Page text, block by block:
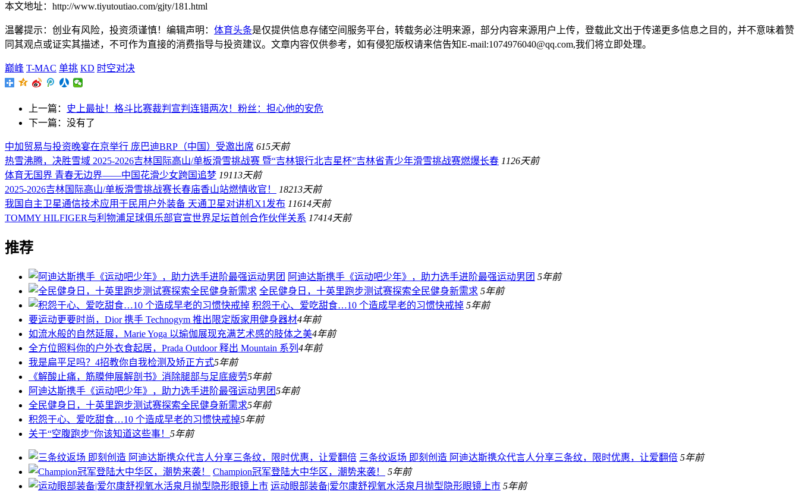
本文地址：http://www.tiyutoutiao.com/gjty/181.html
温馨提示：创业有风险，投资须谨慎！编辑声明： 体育头条是仅提供信息存储空间服务平台，转载务必注明来源，部分内容来源用户上传，登载此文出于传递更多信息之目的，并不意味着赞
同其观点或证实其描述，不可作为直接的消费指导与投资建议。文章内容仅供参考，如有侵犯版权请来信告知E-mail:1074976040@qq.com,我们将立即处理。
巅峰 T-MAC 单挑 KD 时空对决
上一篇：
史上最扯！格斗比赛裁判宣判连错两次！粉丝：担心他的安危
下一篇：没有了
中加贸易与投资晚宴在京举行 庞巴迪BRP（中国）受邀出席 615天前
热雪沸腾，决胜雪域 2025-2026吉林国际高山/单板滑雪挑战赛 暨“吉林银行北吉星杯”吉林省青少年滑雪挑战赛燃爆长春 1126天前
体育无国界 青春无边界——中国花滑少女跨国追梦 191 13天前
2025-2026吉林国际高山/单板滑雪挑战赛长春庙香山站燃情收官！
18213天前
我国自主卫星通信技术应用于民用户外装备 天通卫星对讲机X1发布 11614天前
TOMMY HILFIGER与利物浦足球俱乐部官宣世界足坛首创合作伙伴关系 17414天前
推荐
阿迪达斯携手《运动吧少年》，助力选手进阶最强运动男团 5年前
全民健身日，十英里跑步测试赛探索全民健身新需求 5年前
积怨于心、爱吃甜食…10 个造成早老的习惯快戒掉 5年前
要运动更要时尚，Dior 携手 Technogym 推出限定版家用健身器材4年前
如流水般的自然延展，Marie Yoga 以瑜伽展现充满艺术感的肢体之美4年前
全方位照料你的户外衣食起居，Prada Outdoor 释出 Mountain 系列 4年前
我是扁平足吗？4招教你自我检测及矫正方式5年前
《解酸止痛，筋膜伸展解剖书》消除腿部与足底疲劳5年前
阿迪达斯携手《运动吧少年》，助力选手进阶最强运动男团5年前
全民健身日，十英里跑步测试赛探索全民健身新需求5年前
积怨于心、爱吃甜食…10 个造成早老的习惯快戒掉5年前
关于“空腹跑步”你该知道这些事！ 5年前
三条纹返场 即刻创造 阿迪达斯携众代言人分享三条纹，限时优惠，让爱翻倍 5年前
Champion冠军登陆大中华区，潮势来袭！
5年前
运动眼部装备|爱尔康舒视氧水活泉月抛型隐形眼镜上市 5年前